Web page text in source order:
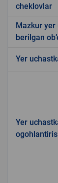
cheklovlar
Mazkur
berilgan
Yer
Yer